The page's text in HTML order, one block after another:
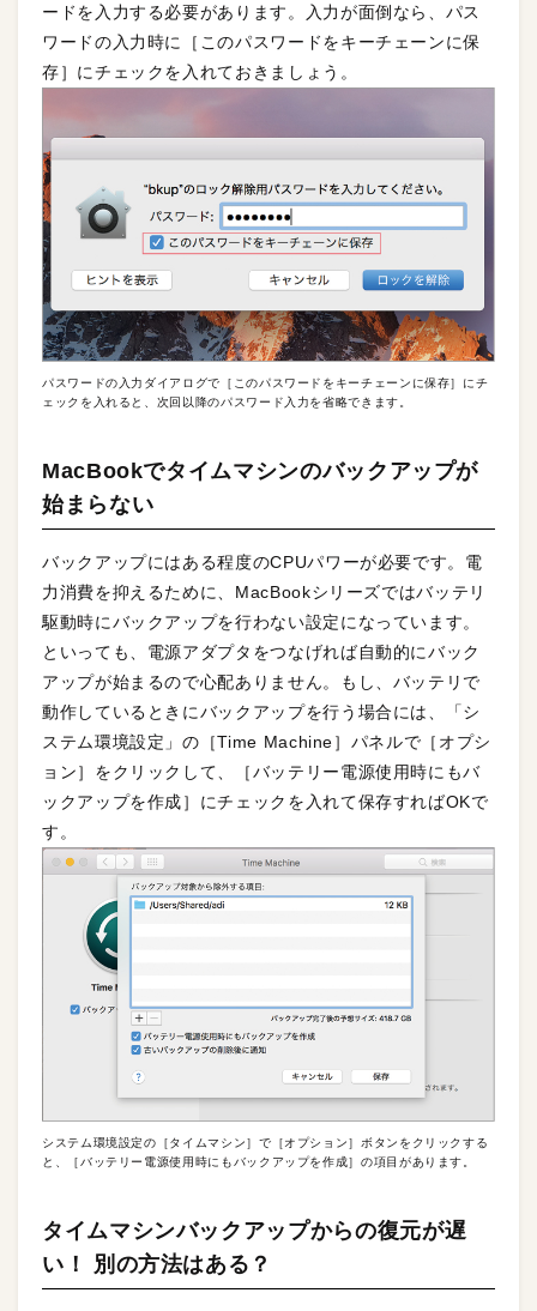
ードを入力する必要があります。入力が面倒なら、パス
ワードの入力時に［このパスワードをキーチェーンに保
存］にチェックを入れておきましょう。
パスワードの入力ダイアログで［このパスワードをキーチェーンに保存］にチ
ェックを入れると、次回以降のパスワード入力を省略できます。
MacBookでタイムマシンのバックアップが
始まらない
バックアップにはある程度のCPUパワーが必要です。電
力消費を抑えるために、MacBookシリーズではバッテリ
駆動時にバックアップを行わない設定になっています。
といっても、電源アダプタをつなげれば自動的にバック
アップが始まるので心配ありません。もし、バッテリで
動作しているときにバックアップを行う場合には、「シ
ステム環境設定」の［Time Machine］パネルで［オプシ
ョン］をクリックして、［バッテリー電源使用時にもバ
ックアップを作成］にチェックを入れて保存すればOKで
す。
システム環境設定の［タイムマシン］で［オプション］ボタンをクリックする
と、［バッテリー電源使用時にもバックアップを作成］の項目があります。
タイムマシンバックアップからの復元が遅
い！ 別の方法はある？